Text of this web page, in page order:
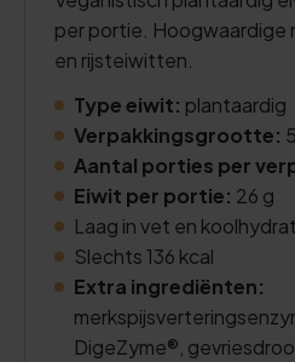
per portie. Hoogwaardige
en rijsteiwitten.
Type eiwit: plantaardig
Verpakkingsgrootte:
Aantal porties per
Eiwit per portie: 26 g
Laag in vet en
Slechts 136 kcal
Extra ingrediënten:
DigeZyme®,